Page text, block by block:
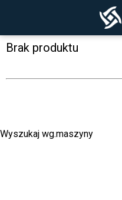
Brak produktu
Wyszukaj wg.maszyny